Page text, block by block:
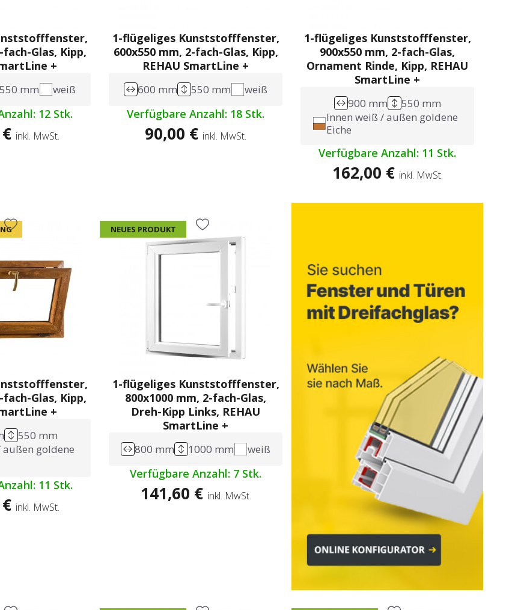
fach-Glas, Kipp,
+
550 mm weiß
12 Stk.
inkl. MwSt.
1-flügeliges Kunststofffenster,
600x550 mm, 2-fach-Glas, Kipp,
REHAU SmartLine +
600 mm 550 mm weiß
Verfügbare Anzahl: 18 Stk.
90,00 € inkl. MwSt.
1-flügeliges Kunststofffenster,
900x550 mm, 2-fach-Glas,
Ornament Rinde, Kipp, REHAU
SmartLine +
900 mm
550 mm
Innen weiß / außen goldene
Eiche
Verfügbare Anzahl: 11 Stk.
162,00 € inkl. MwSt.
fach-Glas, Kipp,
+
550 mm
außen goldene
11 Stk.
inkl. MwSt.
NEUES PRODUKT
1-flügeliges Kunststofffenster,
800x1000 mm, 2-fach-Glas,
Dreh-Kipp Links, REHAU
SmartLine +
800 mm 1000 mm weiß
Verfügbare Anzahl: 7 Stk.
141,60 € inkl. MwSt.